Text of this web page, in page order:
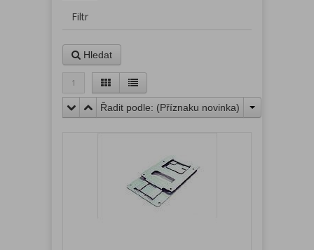
Filtr
Hledat
1
Řadit podle: (Příznaku novinka)